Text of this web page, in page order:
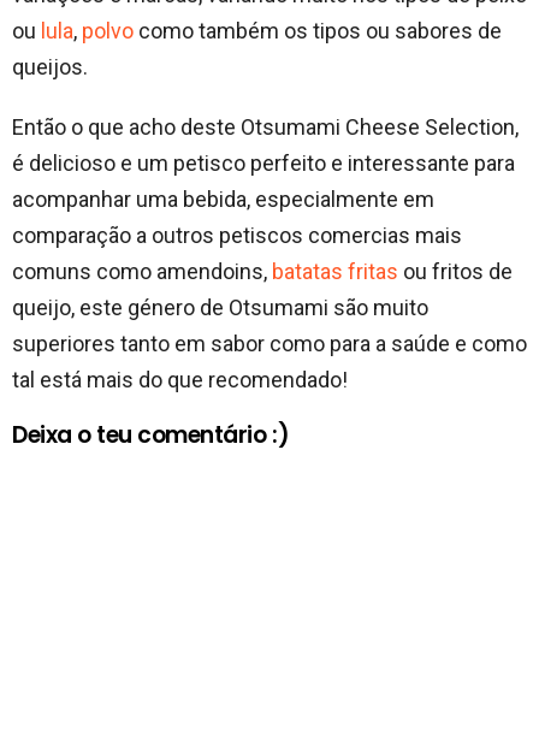
ou lula, polvo como também os tipos ou sabores de
queijos.
Então o que acho deste Otsumami Cheese Selection,
é delicioso e um petisco perfeito e interessante para
acompanhar uma bebida, especialmente em
comparação a outros petiscos comercias mais
comuns como amendoins, batatas fritas ou fritos de
queijo, este género de Otsumami são muito
superiores tanto em sabor como para a saúde e como
tal está mais do que recomendado!
Deixa o teu comentário :)